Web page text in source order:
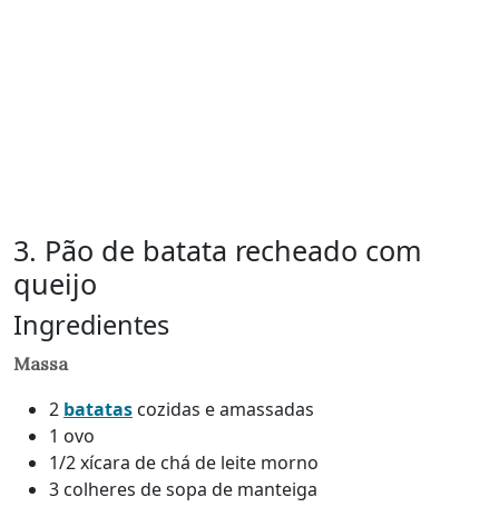
3. Pão de batata recheado com
queijo
Ingredientes
Massa
2 batatas cozidas e amassadas
1 ovo
1/2 xícara de chá de leite morno
3 colheres de sopa de manteiga